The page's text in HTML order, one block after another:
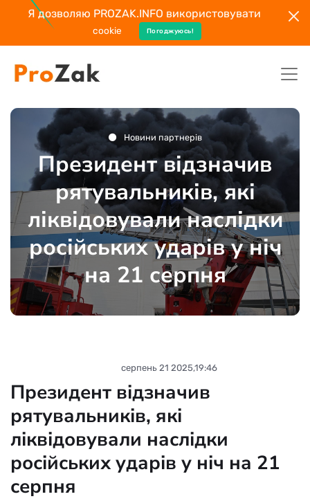
Я дозволяю PROZAK.INFO використовувати
cookie Погоджуюсь!
Новини партнерів
Президент відзначив
рятувальників, які
ліквідовували наслідки
російських ударів у ніч
на 21 серпня
серпень 21 2025,19:46
Президент відзначив
рятувальників, які
ліквідовували наслідки
російських ударів у ніч на 21
серпня